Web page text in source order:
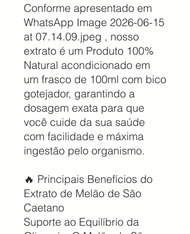
Conforme apresentado em
WhatsApp Image 2026-06-15
at 07.14.09.jpeg , nosso
extrato é um Produto 100%
Natural acondicionado em
um frasco de 100ml com bico
gotejador, garantindo a
dosagem exata para que
você cuide da sua saúde
com facilidade e máxima
ingestão pelo organismo.
🔥 Principais Benefícios do
Extrato de Melão de São
Caetano
Suporte ao Equilíbrio da